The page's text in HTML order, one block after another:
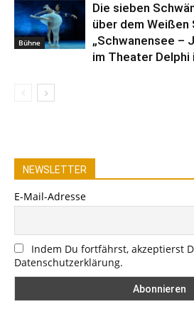
Bühne
Die sieben
über dem Weißen
„Schwanensee –
im Theater Delphi
NEWSLETTER
E-Mail-Adresse
Indem Du fortfährst, akzeptierst
Datenschutzerklärung.